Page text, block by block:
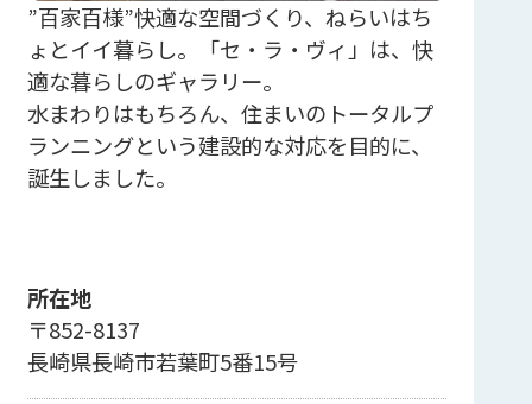
”百家百様”快適な空間づくり、ねらいはち
ょとイイ暮らし。「セ・ラ・ヴィ」は、快
適な暮らしのギャラリー。
水まわりはもちろん、住まいのトータルプ
ランニングという建設的な対応を目的に、
誕生しました。
所在地
〒852-8137
長崎県長崎市若葉町5番15号